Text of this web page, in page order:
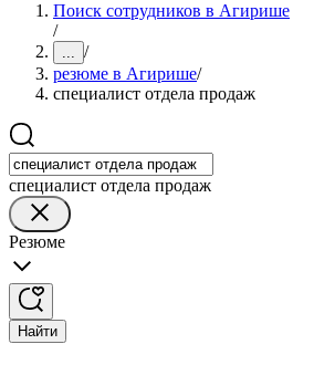
Поиск сотрудников в Агирише
/
... /
резюме в Агирише/
специалист отдела продаж
специалист отдела продаж
Резюме
Найти